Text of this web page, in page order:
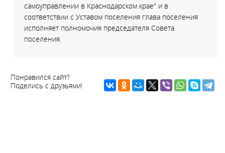
самоуправлении в Краснодарском крае" и в
соответствии с Уставом поселения глава поселения
исполняет полномочия председателя Совета
поселения.
Понравился сайт?
Поделись с друзьями!